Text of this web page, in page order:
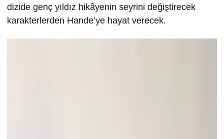
dizide genç yıldız hikâyenin seyrini değiştirecek
karakterlerden Hande’ye hayat verecek.